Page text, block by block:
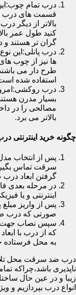
درب تمام
قسمت های درب
بالاتر از دیگر
کنید طول عمر
گران تر هستند
درب پانلی:این
ها نیز از چوب
طرح دار می
استفاده شده
درب
بسیار مدرن
مصالحی را در
بالاتر می برد.
چگونه خرید اینترنتی
پس از انتخاب
سرقت تماس
گرفتن ابعاد
در مرحله بعدی
اینترنتی و یا
پس از واریز
صورتی که درب
سپس نصاب جهت
که از درب با
به محل فرستاده
درب ضد سرقت محل
ناپذیری باشد،چراکه
زیبا و در عین حال
انواع درب بپردازیم و